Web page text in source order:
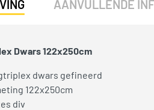
AANVULLENDE
Dwars 122x250cm
dwars gefineerd
122x250cm
div